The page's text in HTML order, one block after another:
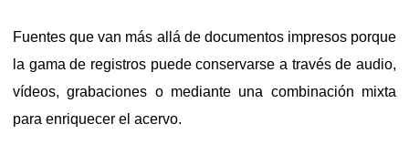
Fuentes que van más allá de documentos impresos porque
la gama de registros puede conservarse a través de audio,
vídeos, grabaciones o mediante una combinación mixta
para enriquecer el acervo.